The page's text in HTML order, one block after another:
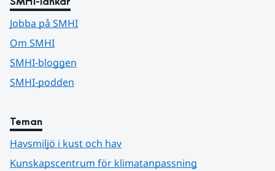
Jobba på SMHI
Om SMHI
SMHI-bloggen
SMHI-podden
Teman
Havsmiljö i kust och hav
Kunskapscentrum för klimatanpassning